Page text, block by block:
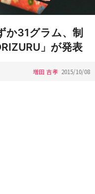
か31グラム、制
」が発表
増田 吉孝 2015/10/08